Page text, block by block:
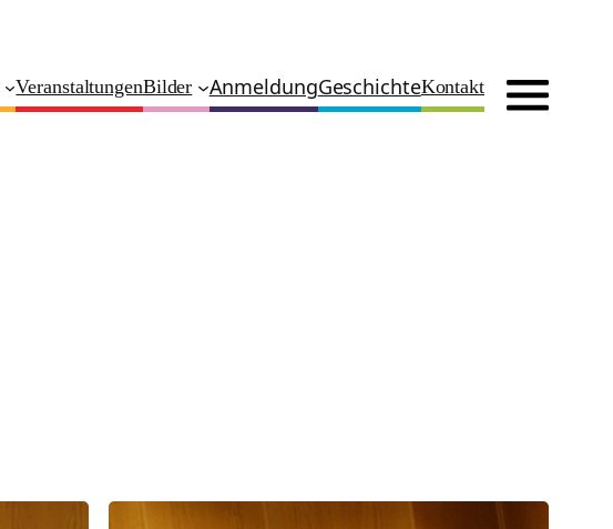
VeranstaltungenBilder AnmeldungGeschichteKontakt